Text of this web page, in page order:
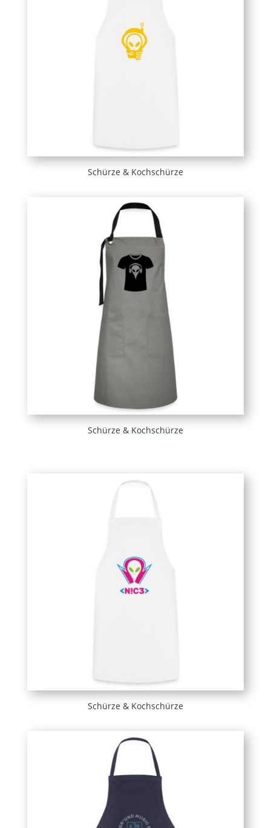
Schürze & Kochschürze
Schürze & Kochschürze
Schürze & Kochschürze